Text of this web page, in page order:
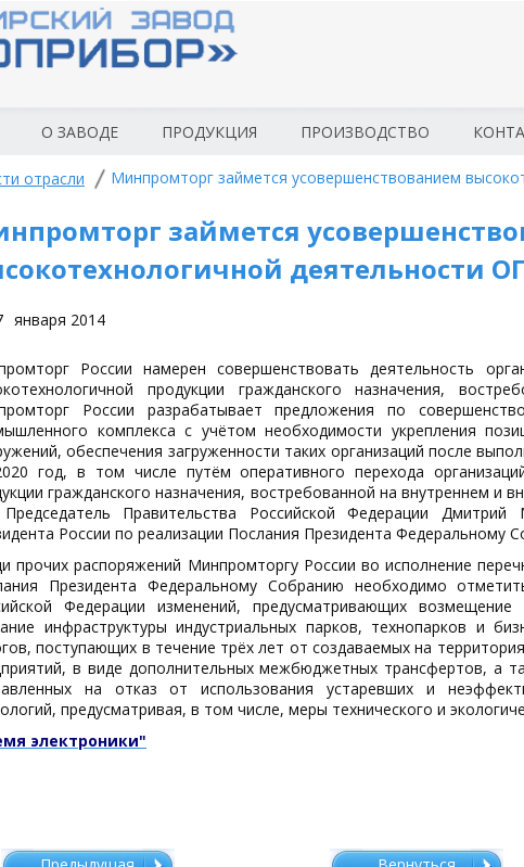
О ЗАВОДЕ ПРОДУКЦИЯ ПРОИЗВОДСТВО
отрасли Минпромторг займется усовершенствованием
займется
деятельности
января 2014
России намерен совершенствовать деятельность
продукции гражданского назначения,
России разрабатывает предложения по
комплекса с учётом необходимости укрепления
обеспечения загруженности таких организаций после
год, в том числе путём оперативного перехода
гражданского назначения, востребованной на внутреннем и
Правительства Российской Федерации
России по реализации Послания Президента Федеральному
прочих распоряжений Минпромторгу России во исполнение
Президента Федеральному Собранию необходимо
Федерации изменений, предусматривающих
инфраструктуры индустриальных парков, технопарков и
поступающих в течение трёх лет от создаваемых на
в виде дополнительных межбюджетных трансфертов, а
на отказ от использования устаревших и
предусматривая, в том числе, меры технического и
электроники"